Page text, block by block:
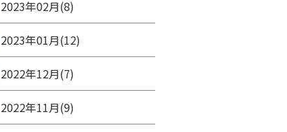
2023年02月(8)
2023年01月(12)
2022年12月(7)
2022年11月(9)